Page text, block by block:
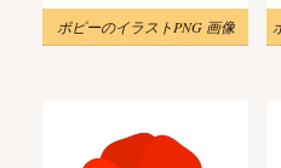
ポピーのイラストPNG 画像